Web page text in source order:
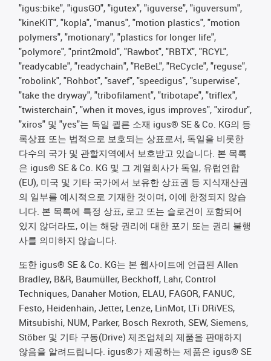
"igus:bike", "igusGO", "igutex", "iguverse", "iguversum",
"kineKIT", "kopla", "manus", "motion plastics", "motion
polymers", "motionary", "plastics for longer life",
"polymore", "print2mold", "Rawbot", "RBTX", "RCYL",
"readycable", "readychain", "ReBeL", "ReCycle", "reguse",
"robolink", "Rohbot", "savef", "speedigus", "superwise",
"take the dryway", "tribofilament", "tribotape", "triflex",
"twisterchain", "when it moves, igus improves", "xirodur",
"xiros" 및 "yes"는 독일 쾰른 소재 igus® SE & Co. KG의 등
록상표 또는 법적으로 보호되는 상표로서, 독일을 비롯한
다수의 국가 및 관할지역에서 보호받고 있습니다. 본 목록
은 igus® SE & Co. KG 및 그 계열회사가 독일, 유럽연합
(EU), 미국 및 기타 국가에서 보유한 상표권 등 지식재산권
의 일부를 예시적으로 기재한 것이며, 이에 한정되지 않습
니다. 본 목록에 특정 상표, 로고 또는 슬로건이 포함되어
있지 않더라도, 이는 해당 권리에 대한 포기 또는 권리 불행
사를 의미하지 않습니다.
또한 igus® SE & Co. KG는 본 웹사이트에 언급된 Allen
Bradley, B&R, Baumüller, Beckhoff, Lahr, Control
Techniques, Danaher Motion, ELAU, FAGOR, FANUC,
Festo, Heidenhain, Jetter, Lenze, LinMot, LTi DRiVES,
Mitsubishi, NUM, Parker, Bosch Rexroth, SEW, Siemens,
Stöber 및 기타 구동(Drive) 제조업체의 제품을 판매하지
않음을 알려드립니다. igus®가 제공하는 제품은 igus® SE